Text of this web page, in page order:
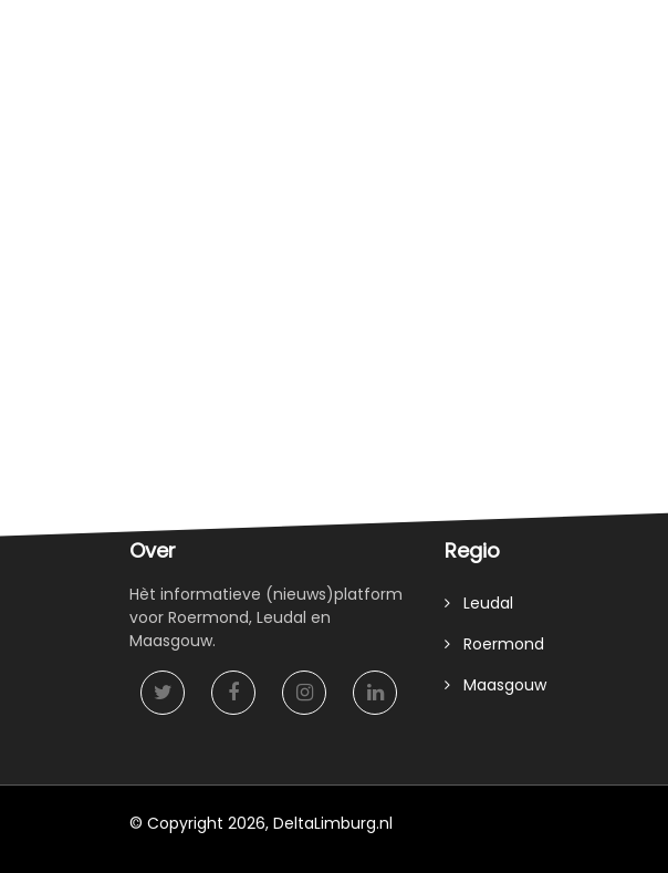
Over
Hèt informatieve (nieuws)platform
voor Roermond, Leudal en
Maasgouw.
Regio
Leudal
Roermond
Maasgouw
© Copyright 2026, DeltaLimburg.nl